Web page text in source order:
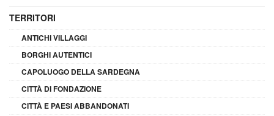
TERRITORI
ANTICHI VILLAGGI
BORGHI AUTENTICI
CAPOLUOGO DELLA SARDEGNA
CITTÀ DI FONDAZIONE
CITTÀ E PAESI ABBANDONATI